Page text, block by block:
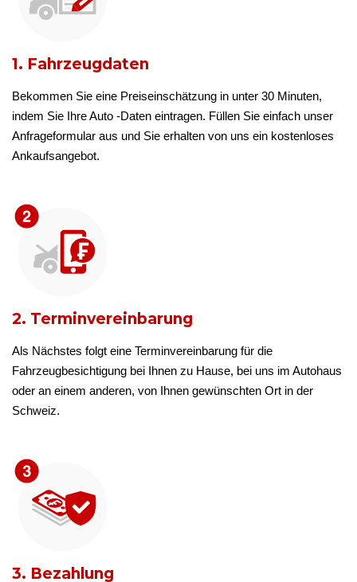
1. Fahrzeugdaten
Bekommen Sie eine Preiseinschätzung in unter 30 Minuten,
indem Sie Ihre Auto -Daten eintragen. Füllen Sie einfach unser
Anfrageformular aus und Sie erhalten von uns ein kostenloses
Ankaufsangebot.
2. Terminvereinbarung
Als Nächstes folgt eine Terminvereinbarung für die
Fahrzeugbesichtigung bei Ihnen zu Hause, bei uns im Autohaus
oder an einem anderen, von Ihnen gewünschten Ort in der
Schweiz.
3. Bezahlung